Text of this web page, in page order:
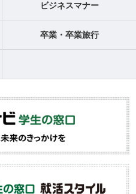
ビジネスマナー
卒業・卒業旅行